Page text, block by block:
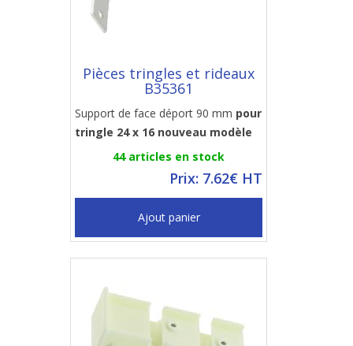
Pièces tringles et rideaux
B35361
Support de face déport 90 mm pour
tringle 24 x 16 nouveau modèle
44 articles en stock
Prix: 7.62€ HT
Ajout panier